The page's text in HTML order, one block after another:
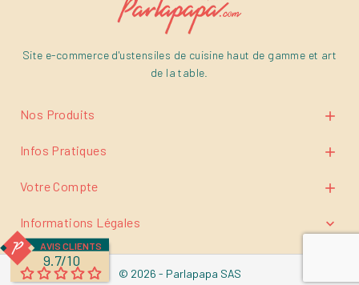
Site e-commerce d'ustensiles de cuisine haut de gamme et art
de la table.
Nos Produits 
Infos Pratiques 
Votre Compte 
Informations Légales 
AVIS CLIENTS
9.7/10
© 2026 - Parlapapa SAS